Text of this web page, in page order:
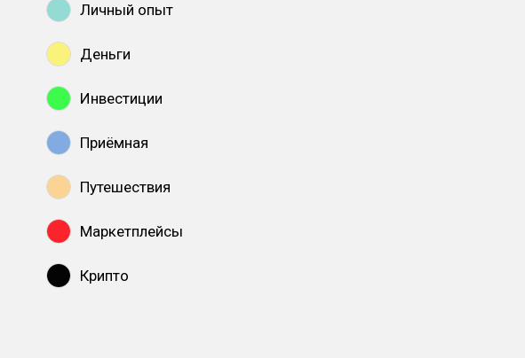
Личный опыт
Деньги
Инвестиции
Приёмная
Путешествия
Маркетплейсы
Крипто